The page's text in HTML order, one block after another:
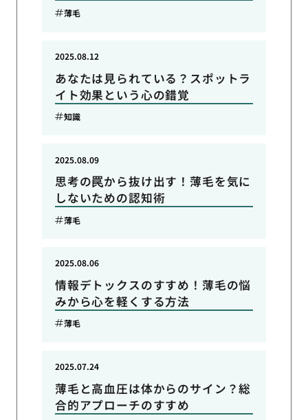
薄毛
あなたは見られている？スポットラ
イト効果という心の錯覚
2025.08.12
知識
思考の罠から抜け出す！薄毛を気に
しないための認知術
2025.08.09
薄毛
情報デトックスのすすめ！薄毛の悩
みから心を軽くする方法
2025.08.06
薄毛
薄毛と高血圧は体からのサイン？総
合的アプローチのすすめ
2025.07.24